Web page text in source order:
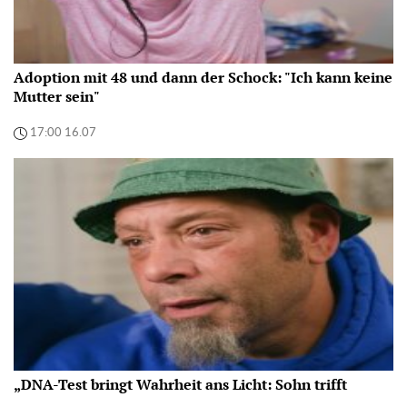
Adoption mit 48 und dann der Schock: "Ich kann keine
Mutter sein"
17:00 16.07
„DNA-Test bringt Wahrheit ans Licht: Sohn trifft